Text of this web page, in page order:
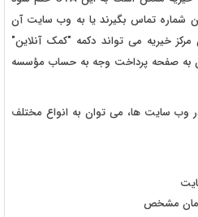
شماره تماس بگیرند یا به وب سایت آن
خیریه می تواند دکمه "کمک آنلاین"
به صفحه پرداخت وجه به حساب مؤسسه
وب سایت ها، می توان به انواع مختلف
مشخص